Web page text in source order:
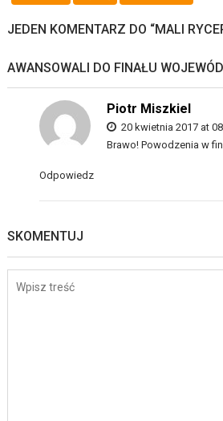
JEDEN KOMENTARZ DO “MALI
AWANSOWALI DO FINAŁU
Piotr Miszkiel
20 kwietnia 2017 at
Brawo! Powodzenia w
Odpowiedz
SKOMENTUJ